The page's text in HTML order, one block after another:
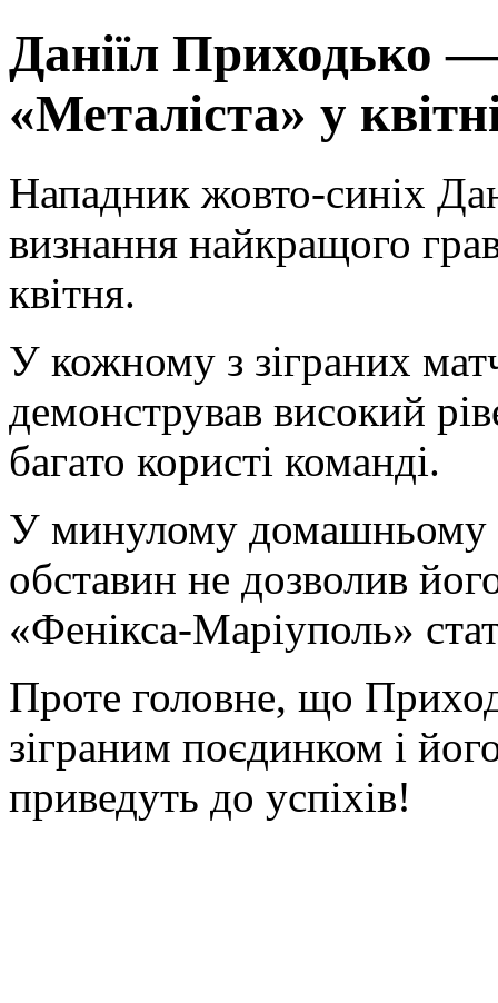
Даніїл Приходько
«Металіста» у
Нападник жовто-синіх
визнання найкращого
квітня.
У кожному з зіграних
демонстрував високий
багато користі команді.
У минулому домашньому
обставин не дозволив
«Фенікса-Маріуполь»
Проте головне, що
зіграним поєдинком і
приведуть до успіхів!